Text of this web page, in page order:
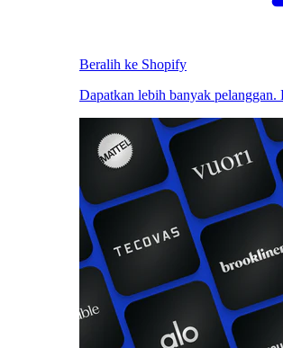
Beralih ke Shopify
Dapatkan lebih banyak